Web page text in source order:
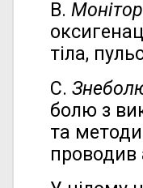
В.
тіла,
С.
болю з
та
проводив